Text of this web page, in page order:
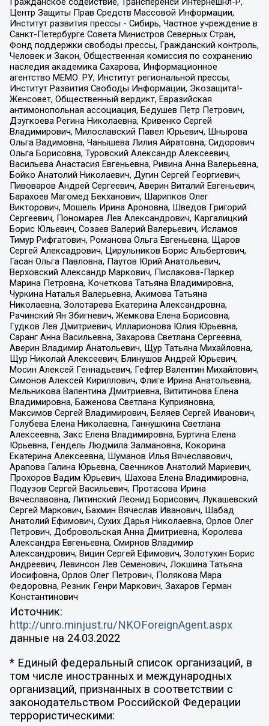
Центр Защиты Прав Средств Массовой Информации,
Институт развития прессы - Сибирь, Частное учреждение в
Санкт-Петербурге Совета Министров Северных Стран,
Фонд поддержки свободы прессы, Гражданский контроль,
Человек и Закон, Общественная комиссия по сохранению
наследия академика Сахарова, Информационное
агентство МЕМО. РУ, Институт региональной прессы,
Институт Развития Свободы Информации, Экозащита!-
Женсовет, Общественный вердикт, Евразийская
антимонопольная ассоциация, Бедушев Петр Петрович,
Дзугкоева Регина Николаевна, Кривенко Сергей
Владимирович, Милославский Павел Юрьевич, Шнырова
Ольга Вадимовна, Чанышева Лилия Айратовна, Сидорович
Ольга Борисовна, Туровский Александр Алексеевич,
Васильева Анастасия Евгеньевна, Ривина Анна Валерьевна,
Бойко Анатолий Николаевич, Дугин Сергей Георгиевич,
Пивоваров Андрей Сергеевич, Аверин Виталий Евгеньевич,
Барахоев Магомед Бекханович, Шарипков Олег
Викторович, Мошель Ирина Ароновна, Шведов Григорий
Сергеевич, Пономарев Лев Александрович, Каргалицкий
Борис Юльевич, Созаев Валерий Валерьевич, Исламов
Тимур Рифгатович, Романова Ольга Евгеньевна, Щаров
Сергей Алексадрович, Цирульников Борис Альбертович,
Гасан Ольга Павловна, Паутов Юрий Анатольевич,
Верховский Александр Маркович, Пислакова-Паркер
Марина Петровна, Кочеткова Татьяна Владимировна,
Чуркина Наталья Валерьевна, Акимова Татьяна
Николаевна, Золотарева Екатерина Александровна,
Рачинский Ян Збигневич, Жемкова Елена Борисовна,
Гудков Лев Дмитриевич, Илларионова Юлия Юрьевна,
Саранг Анна Васильевна, Захарова Светлана Сергеевна,
Аверин Владимир Анатольевич, Щур Татьяна Михайловна,
Щур Николай Алексеевич, Блинушов Андрей Юрьевич,
Мосин Алексей Геннадьевич, Гефтер Валентин Михайлович,
Симонов Алексей Кириллович, Флиге Ирина Анатольевна,
Мельникова Валентина Дмитриевна, Вититинова Елена
Владимировна, Баженова Светлана Куприяновна,
Максимов Сергей Владимирович, Беляев Сергей Иванович,
Голубева Елена Николаевна, Ганнушкина Светлана
Алексеевна, Закс Елена Владимировна, Буртина Елена
Юрьевна, Гендель Людмила Залмановна, Кокорина
Екатерина Алексеевна, Шуманов Илья Вячеславович,
Арапова Галина Юрьевна, Свечников Анатолий Мариевич,
Прохоров Вадим Юрьевич, Шахова Елена Владимировна,
Подузов Сергей Васильевич, Протасова Ирина
Вячеславовна, Литинский Леонид Борисович, Лукашевский
Сергей Маркович, Бахмин Вячеслав Иванович, Шабад
Анатолий Ефимович, Сухих Дарья Николаевна, Орлов Олег
Петрович, Добровольская Анна Дмитриевна, Королева
Александра Евгеньевна, Смирнов Владимир
Александрович, Вицин Сергей Ефимович, Золотухин Борис
Андреевич, Левинсон Лев Семенович, Локшина Татьяна
Иосифовна, Орлов Олег Петрович, Полякова Мара
Федоровна, Резник Генри Маркович, Захаров Герман
Константинович
Источник:
http://unro.minjust.ru/NKOForeignAgent.aspx
данные на 24.03.2022
* Единый федеральный список организаций, в
том числе иностранных и международных
организаций, признанных в соответствии с
законодательством Российской Федерации
террористическими: